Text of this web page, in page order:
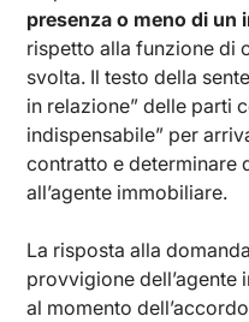
presenza o meno di un
rispetto alla funzione di
svolta. Il testo della
in relazione” delle parti
indispensabile” per
contratto e determinare
all’agente immobiliare.
La risposta alla
provvigione dell’agente
al momento